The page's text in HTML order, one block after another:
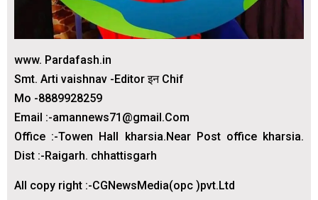
www. Pardafash.in
Smt. Arti vaishnav -Editor इन Chif
Mo -8889928259
Email :-amannews71@gmail.Com
Office :-Towen Hall kharsia.Near Post office kharsia.
Dist :-Raigarh. chhattisgarh
All copy right :-CGNewsMedia(opc )pvt.Ltd